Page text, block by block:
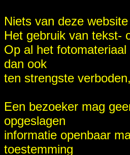
Niets van deze
Het gebruik van tekst-
Op al het
dan ook
ten strengste
Een bezoeker mag
opgeslagen
informatie openbaar
toestemming